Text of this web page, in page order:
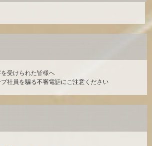
ラリー
ド
土地）検索
ーム見学
）戦略
ョン
アスマチ-）
発事業
ント情報
受けられた皆様へ
社員を騙る不審電話にご注意ください